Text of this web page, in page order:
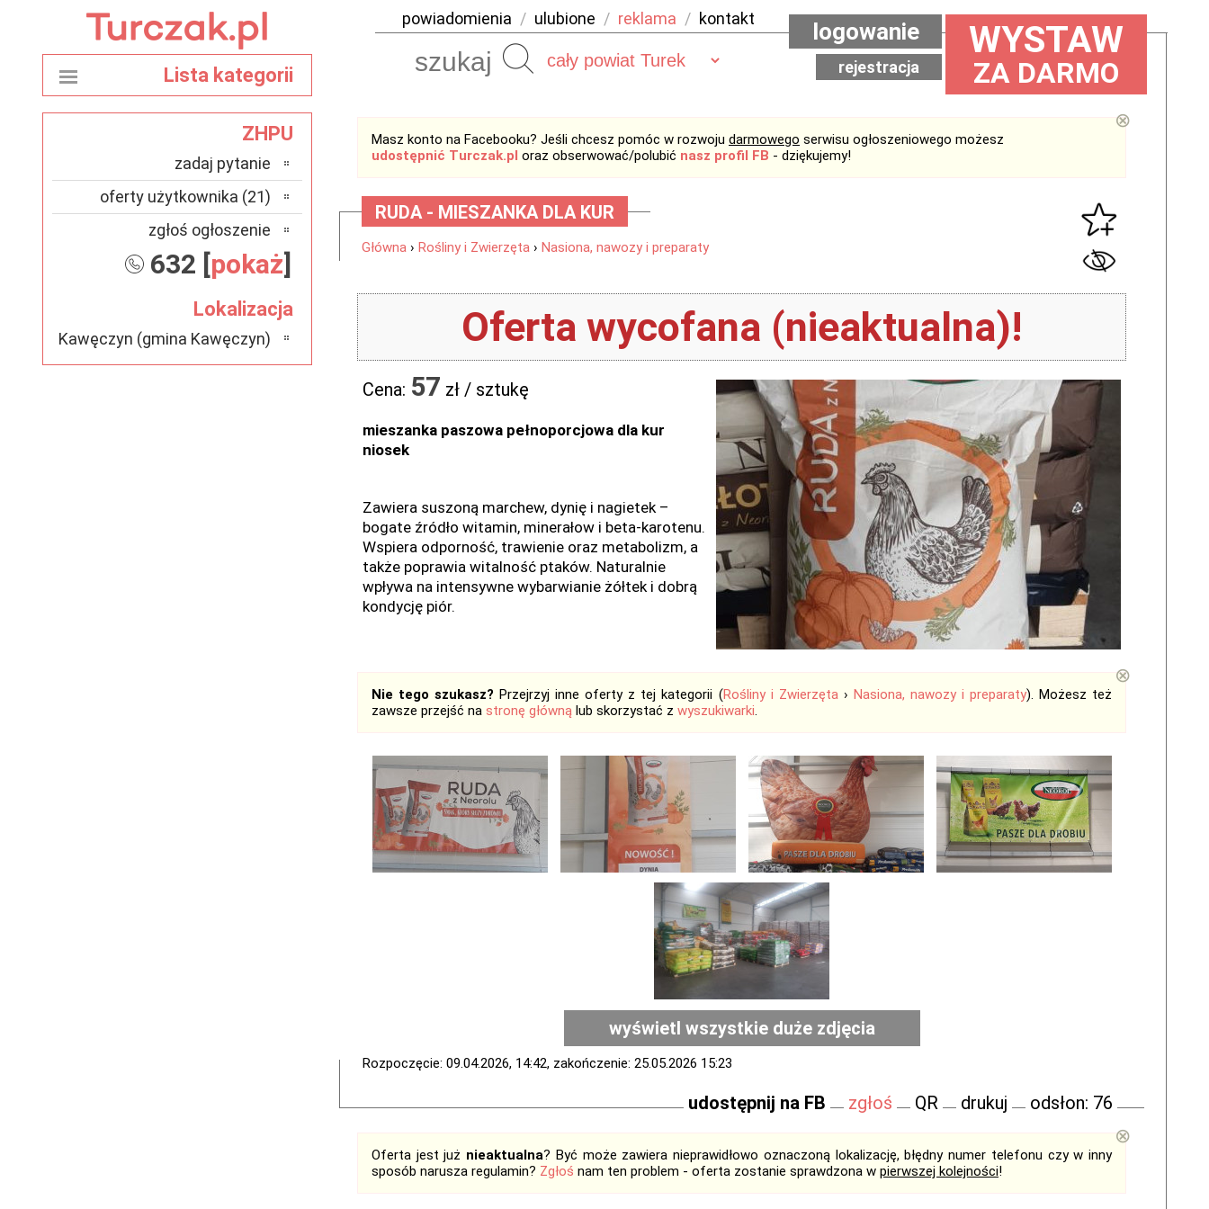
powiadomienia / ulubione / reklama / kontakt
Szukaj WYSTAW
ZA DARMO
logowanie
rejestracja
Masz konto na Facebooku? Jeśli chcesz pomóc w rozwoju darmowego serwisu ogłoszeniowego możesz
udostępnić Turczak.pl oraz obserwować/polubić nasz profil FB - dziękujemy!
⊗
RUDA - MIESZANKA DLA KUR
Główna › Rośliny i Zwierzęta › Nasiona, nawozy i preparaty
Oferta wycofana (nieaktualna)!
Cena: 57 zł / sztukę
mieszanka paszowa pełnoporcjowa dla kur
niosek
Zawiera suszoną marchew, dynię i nagietek –
bogate źródło witamin, minerałow i beta-karotenu.
Wspiera odporność, trawienie oraz metabolizm, a
także poprawia witalność ptaków. Naturalnie
wpływa na intensywne wybarwianie żółtek i dobrą
kondycję piór.
Nie tego szukasz? Przejrzyj inne oferty z tej kategorii (Rośliny i Zwierzęta› Nasiona, nawozy i preparaty). Możesz też
zawsze przejść na stronę główną lub skorzystać z wyszukiwarki.
⊗
wyświetl wszystkie duże zdjęcia
Rozpoczęcie: 09.04.2026, 14:42, zakończenie: 25.05.2026 15:23
udostępnij na FB zgłoś QR drukuj odsłon: 76
Oferta jest już nieaktualna? Być może zawiera nieprawidłowo oznaczoną lokalizację, błędny numer telefonu czy w inny
sposób narusza regulamin? Zgłoś nam ten problem - oferta zostanie sprawdzona w pierwszej kolejności!
⊗
Lista kategorii
ZHPU
zadaj pytanie
oferty użytkownika (21)
zgłoś ogłoszenie
632 [pokaż]
Lokalizacja
Kawęczyn (gmina Kawęczyn)